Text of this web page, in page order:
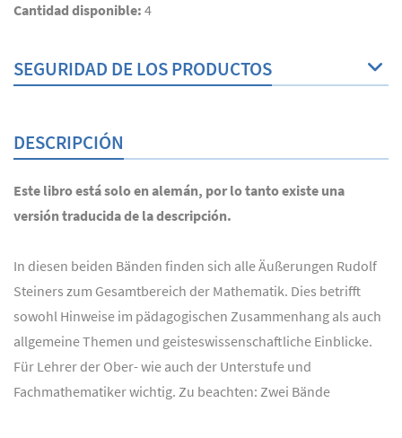
Cantidad disponible: 4
SEGURIDAD DE LOS PRODUCTOS
DESCRIPCIÓN
Este libro está solo en alemán, por lo tanto existe una
versión traducida de la descripción.
In diesen beiden Bänden finden sich alle Äußerungen Rudolf
Steiners zum Gesamtbereich der Mathematik. Dies betrifft
sowohl Hinweise im pädagogischen Zusammenhang als auch
allgemeine Themen und geisteswissenschaftliche Einblicke.
Für Lehrer der Ober- wie auch der Unterstufe und
Fachmathematiker wichtig. Zu beachten: Zwei Bände